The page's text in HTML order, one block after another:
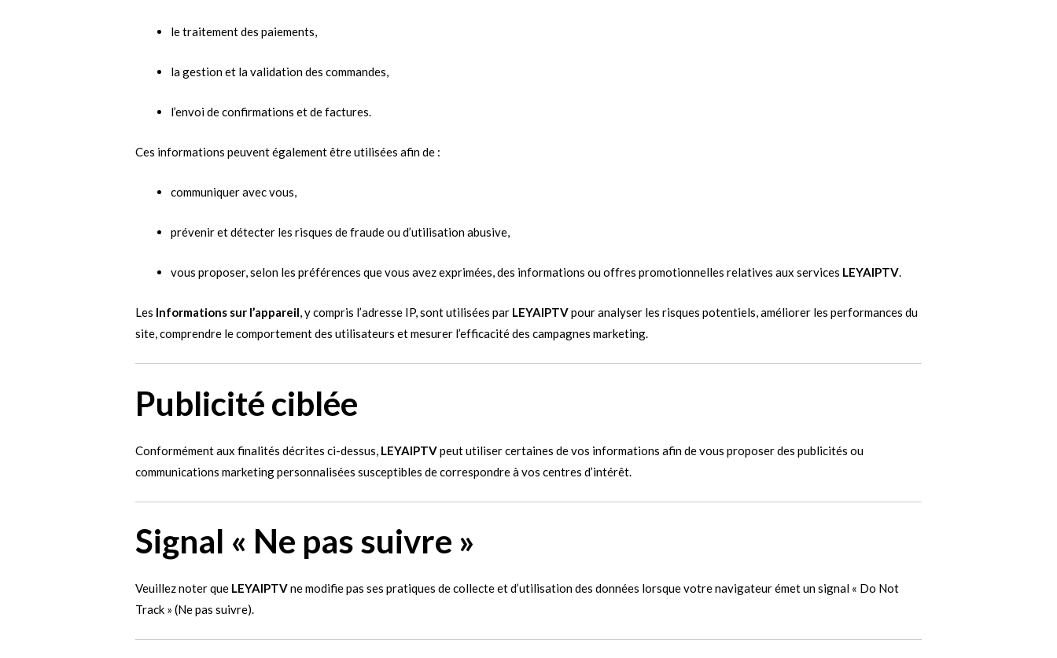
le traitement des paiements,
la gestion et la validation des commandes,
l’envoi de confirmations et de factures.
Ces informations peuvent également être utilisées afin de :
communiquer avec vous,
prévenir et détecter les risques de fraude ou d’utilisation abusive,
vous proposer, selon les préférences que vous avez exprimées, des informations ou offres promotionnelles relatives aux services LEYAIPTV.
Les Informations sur l’appareil, y compris l’adresse IP, sont utilisées par LEYAIPTVpour analyser les risques potentiels, améliorer les performances du
site, comprendre le comportement des utilisateurs et mesurer l’efficacité des campagnes marketing.
Publicité ciblée
Conformément aux finalités décrites ci-dessus, LEYAIPTVpeut utiliser certaines de vos informations afin de vous proposer des publicités ou
communications marketing personnalisées susceptibles de correspondre à vos centres d’intérêt.
Signal « Ne pas suivre »
Veuillez noter que LEYAIPTVne modifie pas ses pratiques de collecte et d’utilisation des données lorsque votre navigateur émet un signal « Do Not
Track » (Ne pas suivre).